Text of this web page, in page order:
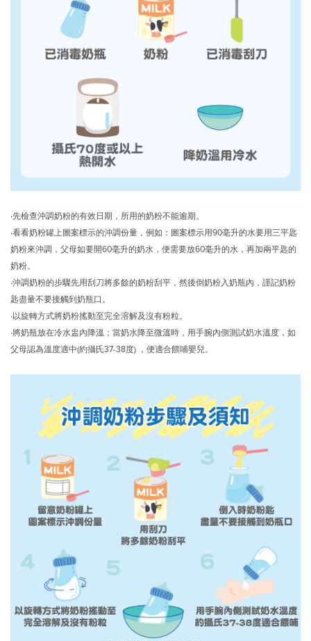
‧先檢查沖調奶粉的有效日期，所用的奶粉不能逾期。
‧看看奶粉罐上圖案標示的沖調份量，例如：圖案標示用90毫升的水要用三平匙
奶粉來沖調，父母如要開60毫升的奶水，便需要放60毫升的水，再加兩平匙的
奶粉。
‧沖調奶粉的步驟先用刮刀將多餘的奶粉刮平，然後倒奶粉入奶瓶內，謹記奶粉
匙盡量不要接觸到奶瓶口。
‧以旋轉方式將奶粉搖動至完全溶解及沒有粉粒。
‧將奶瓶放在冷水盅內降溫；當奶水降至微溫時，用手腕內側測試奶水溫度，如
父母認為溫度適中(約攝氏37-38度) ，便適合餵哺嬰兒。